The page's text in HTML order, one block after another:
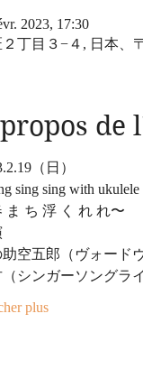
2023, 17:30
２丁目３−４, 日本、
de
（日）
sing sing with ukulele
ま ち 浮 く れ れ〜
助空五郎（ヴォード
シンガーソングラ
plus